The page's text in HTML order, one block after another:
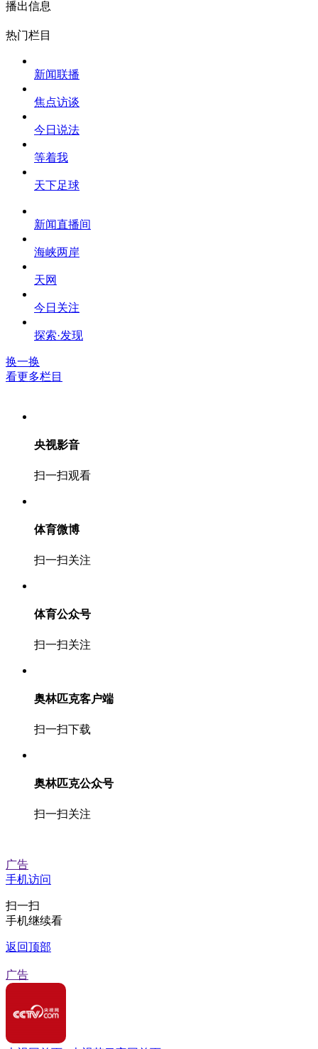
播出信息
热门栏目
新闻联播
焦点访谈
今日说法
等着我
天下足球
新闻直播间
海峡两岸
天网
今日关注
探索·发现
换一换
看更多栏目
央视影音
扫一扫观看
体育微博
扫一扫关注
体育公众号
扫一扫关注
奥林匹克客户端
扫一扫下载
奥林匹克公众号
扫一扫关注
广告
手机访问
扫一扫
手机继续看
返回顶部
广告